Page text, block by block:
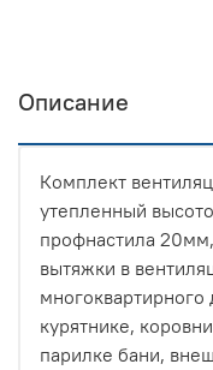
Описание
Комплект
утепленный
профнастила
вытяжки в
курятнике,
парилке бани,